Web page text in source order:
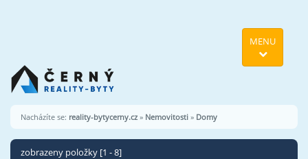
MENU
Nacházíte se: reality-bytycerny.cz » Nemovitosti » Domy
zobrazeny položky [1 - 8]